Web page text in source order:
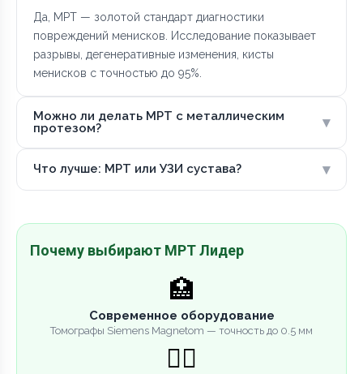
Да, МРТ — золотой стандарт диагностики
повреждений менисков. Исследование показывает
разрывы, дегенеративные изменения, кисты
менисков с точностью до 95%.
Можно ли делать МРТ с металлическим
протезом?
▾
Что лучше: МРТ или УЗИ сустава? ▾
Почему выбирают МРТ Лидер
🏥
Современное оборудование
Томографы Siemens Magnetom — точность до 0.5 мм
👨‍⚕️